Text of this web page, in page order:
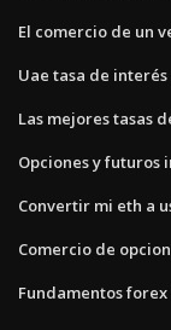
El comercio de un
Uae tasa de
Las mejores tasas
Opciones y futuros
Convertir mi eth a
Comercio de
Fundamentos